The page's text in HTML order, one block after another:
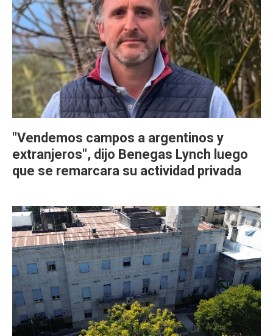
"Vendemos campos a argentinos y
extranjeros", dijo Benegas Lynch luego
que se remarcara su actividad privada